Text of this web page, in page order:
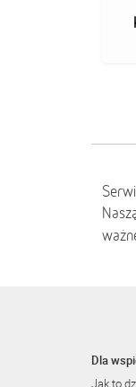
Dla
Jak to